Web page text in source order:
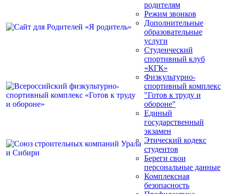
родителям
Режим звонков
Дополнительные
образовательные
услуги
Студенческий
спортивный клуб
«КГК»
Физкультурно-
спортивный комплекс
"Готов к труду и
обороне"
Единый
государственный
экзамен
Этический кодекс
студентов
Береги свои
персональные данные
Комплексная
безопасность